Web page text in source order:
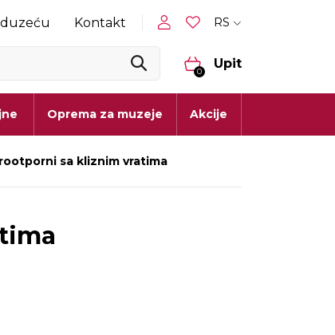
Kontakt RS
0
Upit
Oprema za muzeje Akcije
sa kliznim vratima